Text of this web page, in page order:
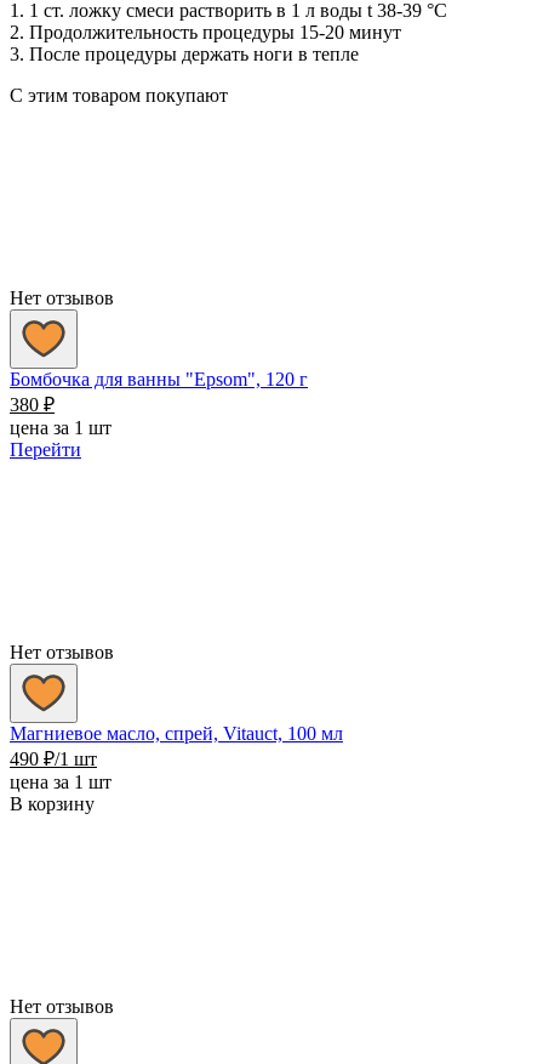
1. 1 ст. ложку смеси растворить в 1 л воды t 38-39 °C
2. Продолжительность процедуры 15-20 минут
3. После процедуры держать ноги в тепле
С этим товаром покупают
Нет отзывов
Бомбочка для ванны "Epsom", 120 г
380 ₽
цена за 1 шт
Перейти
Нет отзывов
Магниевое масло, спрей, Vitauct, 100 мл
490 ₽/1 шт
цена за 1 шт
В корзину
Нет отзывов